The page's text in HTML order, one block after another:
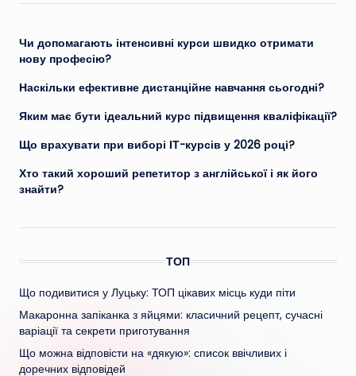
Чи допомагають інтенсивні курси швидко отримати
нову професію?
Наскільки ефективне дистанційне навчання сьогодні?
Яким має бути ідеальний курс підвищення кваліфікації?
Що врахувати при виборі ІТ-курсів у 2026 році?
Хто такий хороший репетитор з англійської і як його
знайти?
ТОП
Що подивитися у Луцьку: ТОП цікавих місць куди піти
Макаронна запіканка з яйцями: класичний рецепт, сучасні
варіації та секрети приготування
Що можна відповісти на «дякую»: список ввічливих і
доречних відповідей